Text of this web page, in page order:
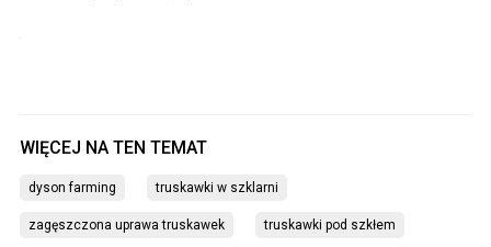
dyson farming truskawki w szklarni
zagęszczona uprawa truskawek truskawki pod szkłem